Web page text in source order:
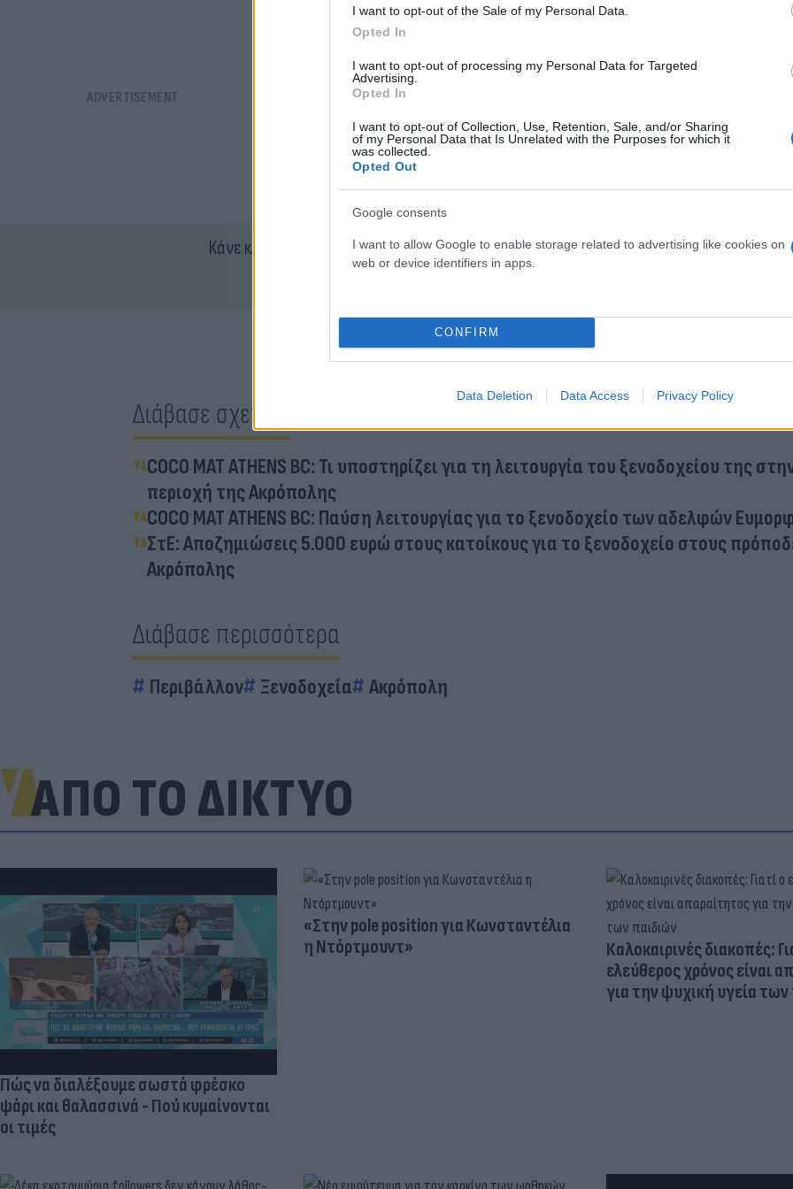
I want to opt-out of the Sale of my Personal Data.
Opted In
I want to opt-out of processing my Personal Data for Targeted
Advertising.
Opted In
I want to opt-out of Collection, Use, Retention, Sale, and/or Sharing
of my Personal Data that Is Unrelated with the Purposes for which it
was collected.
Opted Out
Google consents
I want to allow Google to enable storage related to advertising like cookies on
web or device identifiers in apps.
CONFIRM
Data Deletion Data Access Privacy Policy
Κάνε κλικ και δες περισσότεροFlash.grστην αναζήτηση τηςGoogle
Διάβασε σχετικά
COCO MAT ATHENS BC: Τι υποστηρίζει για τη λειτουργία του ξενοδοχείου της
περιοχή της Ακρόπολης
COCO MAT ATHENS BC: Παύση λειτουργίας για το ξενοδοχείο των αδελφών
ΣτΕ: Αποζημιώσεις 5.000 ευρώ στους κατοίκους για τo ξενοδοχείο στους
Ακρόπολης
Διάβασε περισσότερα
Περιβάλλον Ξενοδοχεία Ακρόπολη
ΑΠΟ ΤΟ ΔΙΚΤΥΟ
Πώς να διαλέξουμε σωστά φρέσκο
ψάρι και θαλασσινά - Πού κυμαίνονται
οι τιμές
«Στην pole position για Κωνσταντέλια
η Ντόρτμουντ»
Καλοκαιρινές διακοπές:
ελεύθερος χρόνος είναι
για την ψυχική υγεία